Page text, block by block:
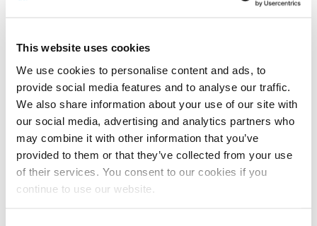
This website uses cookies
We use cookies to personalise content and ads, to
provide social media features and to analyse our traffic.
We also share information about your use of our site with
our social media, advertising and analytics partners who
may combine it with other information that you’ve
provided to them or that they’ve collected from your use
of their services. You consent to our cookies if you
continue to use our website.
pour les équipements et les procédés destinés aux clients, mais
Dans le bon ordre et la quantité requise
De nos jours, une tâche commence quand un plateau de
chargement équipé de toutes les pièces détachées est placé
devant la cellule de pointage d'un collaborateur. Le prélèvement
des pièces détachées s'effectue dans l'ordre d'assemblage : la
pièce nécessaire en premier se situe en haut, celle requise en
dernier se trouve en bas. Un plateau de chargement vide donne
le signal du réapprovisionnement. Cette méthode assure une
grande transparence : chacun pouvant voir à tout moment la
progression de l'assemblage de l'ensemble.